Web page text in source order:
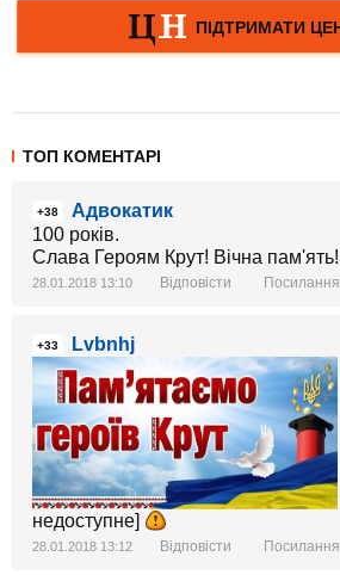
ТОП КОМЕНТАРІ
+38
Адвокатик
100 років.
Слава Героям Крут! Вічна пам'ять!
28.01.2018 13:10 Відповісти Посилання
+33
Lvbnhj
недоступне]
28.01.2018 13:12 Відповісти Посилання